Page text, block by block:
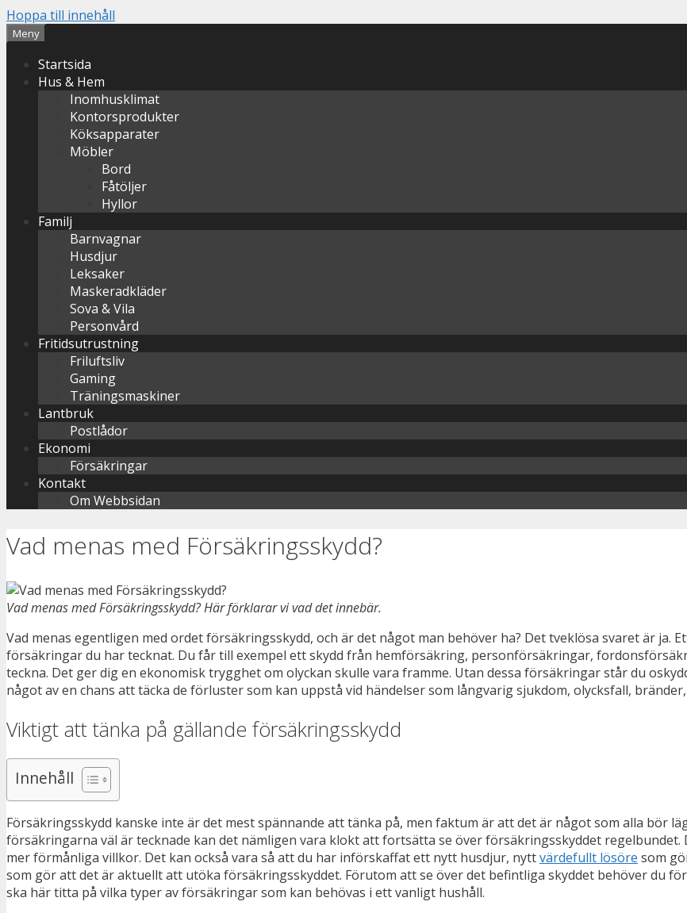
Hoppa till innehåll
Meny
Startsida
Hus & Hem
Inomhusklimat
Kontorsprodukter
Köksapparater
Möbler
Bord
Fåtöljer
Hyllor
Familj
Barnvagnar
Husdjur
Leksaker
Maskeradkläder
Sova & Vila
Personvård
Fritidsutrustning
Friluftsliv
Gaming
Träningsmaskiner
Lantbruk
Postlådor
Ekonomi
Försäkringar
Kontakt
Om Webbsidan
Vad menas med Försäkringsskydd?
Vad menas med Försäkringsskydd? Här förklarar vi vad det innebär.
Vad menas egentligen med ordet försäkringsskydd, och är det något man behöver ha? Det tveklösa svaret är ja.
försäkringar du har tecknat. Du får till exempel ett skydd från hemförsäkring, personförsäkringar,
teckna. Det ger dig en ekonomisk trygghet om olyckan skulle vara framme. Utan dessa försäkringar står du
något av en chans att täcka de förluster som kan uppstå vid händelser som långvarig sjukdom, olycksfall,
Viktigt att tänka på gällande försäkringsskydd
Innehåll
Försäkringsskydd kanske inte är det mest spännande att tänka på, men faktum är att det är något som alla bör
försäkringarna väl är tecknade kan det nämligen vara klokt att fortsätta se över försäkringsskyddet
mer förmånliga villkor. Det kan också vara så att du har införskaffat ett nytt husdjur, nyttvärdefullt lösöre som
som gör att det är aktuellt att utöka försäkringsskyddet. Förutom att se över det befintliga skyddet behöver du
ska här titta på vilka typer av försäkringar som kan behövas i ett vanligt hushåll.